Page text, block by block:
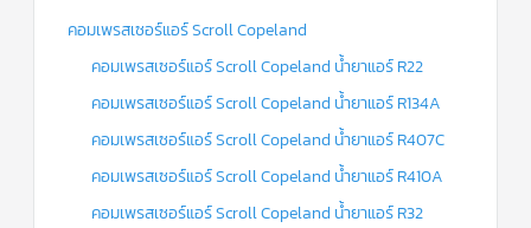
คอมเพรสเซอร์แอร์ Scroll Copeland
คอมเพรสเซอร์แอร์ Scroll Copeland น้ำยาแอร์ R22
คอมเพรสเซอร์แอร์ Scroll Copeland น้ำยาแอร์ R134A
คอมเพรสเซอร์แอร์ Scroll Copeland น้ำยาแอร์ R407C
คอมเพรสเซอร์แอร์ Scroll Copeland น้ำยาแอร์ R410A
คอมเพรสเซอร์แอร์ Scroll Copeland น้ำยาแอร์ R32